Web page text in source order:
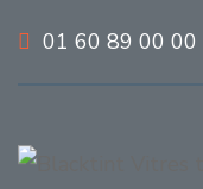
01 60 89 00 00